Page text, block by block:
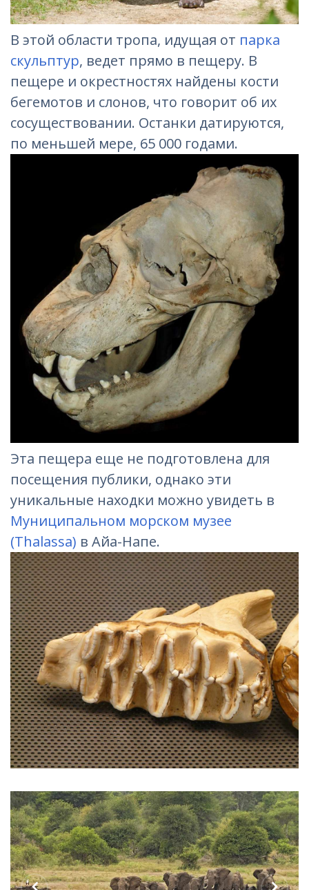
В этой области тропа, идущая от парка
скульптур, ведет прямо в пещеру. В
пещере и окрестностях найдены кости
бегемотов и слонов, что говорит об их
сосуществовании. Останки датируются,
по меньшей мере, 65 000 годами.
Эта пещера еще не подготовлена для
посещения публики, однако эти
уникальные находки можно увидеть в
Муниципальном морском музее
(Thalassа) в Айа-Напе.